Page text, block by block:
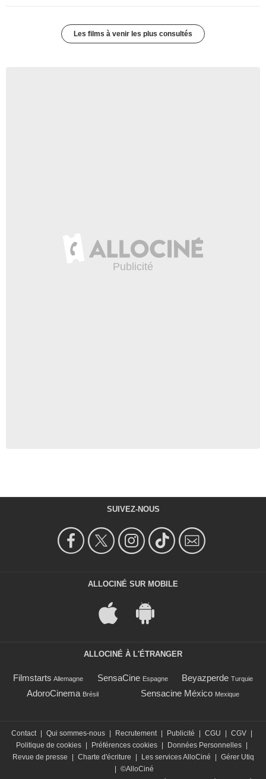
Les films à venir les plus consultés
SUIVEZ-NOUS
ALLOCINÉ SUR MOBILE
ALLOCINÉ À L'ÉTRANGER
Filmstarts Allemagne SensaCine Espagne Beyazperde Turquie
AdoroCinema Brésil Sensacine México Mexique
Contact | Qui sommes-nous | Recrutement | Publicité | CGU | CGV |
Politique de cookies | Préférences cookies | Données Personnelles |
Revue de presse
| Charte d'écriture | Les services AlloCiné | Gérer Utiq
| ©AlloCiné